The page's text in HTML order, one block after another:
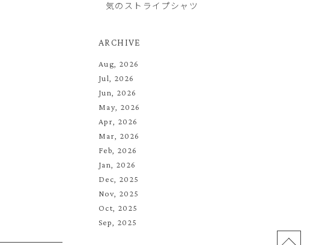
気のストライプシャツ
ARCHIVE
Aug, 2026
Jul, 2026
Jun, 2026
May, 2026
Apr, 2026
Mar, 2026
Feb, 2026
Jan, 2026
Dec, 2025
Nov, 2025
Oct, 2025
Sep, 2025